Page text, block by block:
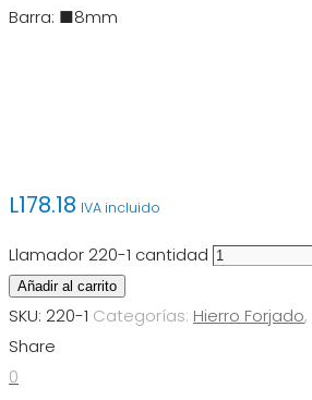
Barra: ■8mm
L178.18 IVA incluido
Llamador 220-1 cantidad
Añadir al carrito
SKU: 220-1 Categorías: Hierro Forjado,
Share
0